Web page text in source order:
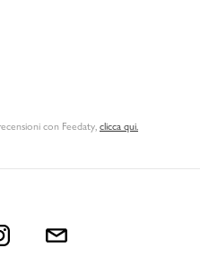
con Feedaty, clicca qui.